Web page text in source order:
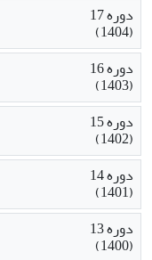
دوره 17
(1404)
دوره 16
(1403)
دوره 15
(1402)
دوره 14
(1401)
دوره 13
(1400)